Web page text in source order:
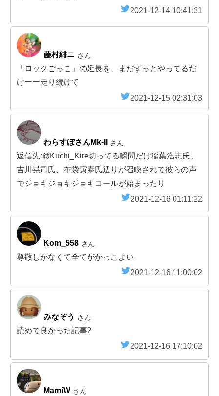
2021-12-14 10:41:31
藤村緋ニ さん
「ロックごっこ」の延長を、まだずっとやってるだ
けーー走り続けて
2021-12-15 02:31:03
わらすぼさんMk-II さん
返信先:@Kuchi_Kire切ってる瞬間だけ稲葉浩志氏、
吉川晃司氏、布袋寅泰氏辺りが召喚されて彼らの声
でジョキジョキジョキコールが始まったり
2021-12-16 01:11:22
Kom_558 さん
尊敬しかなくて全てがかっこよい
2021-12-16 11:00:02
みなぞう さん
読めて良かった記事?
2021-12-16 17:10:02
MamiW さん